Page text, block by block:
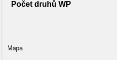
Počet druhů WP
Mapa